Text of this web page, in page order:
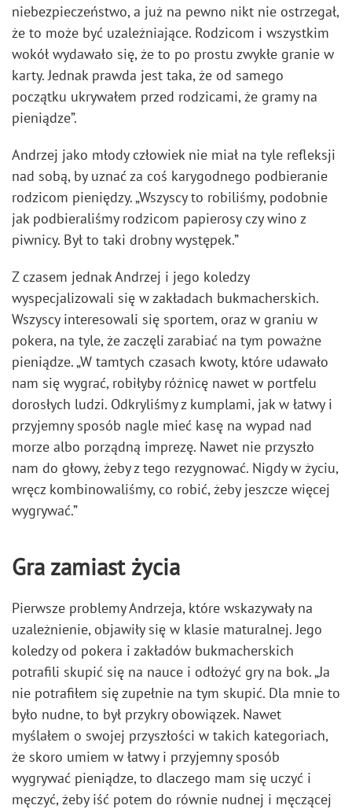
niebezpieczeństwo, a już na pewno nikt nie ostrzegał,
że to może być uzależniające. Rodzicom i wszystkim
wokół wydawało się, że to po prostu zwykłe granie w
karty. Jednak prawda jest taka, że od samego
początku ukrywałem przed rodzicami, że gramy na
pieniądze”.
Andrzej jako młody człowiek nie miał na tyle refleksji
nad sobą, by uznać za coś karygodnego podbieranie
rodzicom pieniędzy. „Wszyscy to robiliśmy, podobnie
jak podbieraliśmy rodzicom papierosy czy wino z
piwnicy. Był to taki drobny występek.”
Z czasem jednak Andrzej i jego koledzy
wyspecjalizowali się w zakładach bukmacherskich.
Wszyscy interesowali się sportem, oraz w graniu w
pokera, na tyle, że zaczęli zarabiać na tym poważne
pieniądze. „W tamtych czasach kwoty, które udawało
nam się wygrać, robiłyby różnicę nawet w portfelu
dorosłych ludzi. Odkryliśmy z kumplami, jak w łatwy i
przyjemny sposób nagle mieć kasę na wypad nad
morze albo porządną imprezę. Nawet nie przyszło
nam do głowy, żeby z tego rezygnować. Nigdy w życiu,
wręcz kombinowaliśmy, co robić, żeby jeszcze więcej
wygrywać.”
Gra zamiast życia
Pierwsze problemy Andrzeja, które wskazywały na
uzależnienie, objawiły się w klasie maturalnej. Jego
koledzy od pokera i zakładów bukmacherskich
potrafili skupić się na nauce i odłożyć gry na bok. „Ja
nie potrafiłem się zupełnie na tym skupić. Dla mnie to
było nudne, to był przykry obowiązek. Nawet
myślałem o swojej przyszłości w takich kategoriach,
że skoro umiem w łatwy i przyjemny sposób
wygrywać pieniądze, to dlaczego mam się uczyć i
męczyć, żeby iść potem do równie nudnej i męczącej